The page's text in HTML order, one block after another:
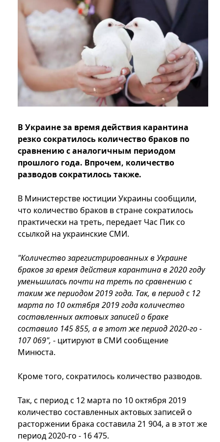
В Украине за время действия карантина
резко сократилось количество браков по
сравнению с аналогичным периодом
прошлого года. Впрочем, количество
разводов сократилось также.
В Министерстве юстиции Украины сообщили,
что количество браков в стране сократилось
практически на треть, передает Час Пик со
ссылкой на украинские СМИ.
"Количество зарегистрированных в Украине
браков за время действия карантина в 2020 году
уменьшилась почти на треть по сравнению с
таким же периодом 2019 года. Так, в период с 12
марта по 10 октября 2019 года количество
составленных актовых записей о браке
составило 145 855, а в этот же период 2020-го -
107 069", - цитируют в СМИ сообщение
Минюста.
Кроме того, сократилось количество разводов.
Так, с период с 12 марта по 10 октября 2019
количество составленных актовых записей о
расторжении брака составила 21 904, а в этот же
период 2020-го - 16 475.